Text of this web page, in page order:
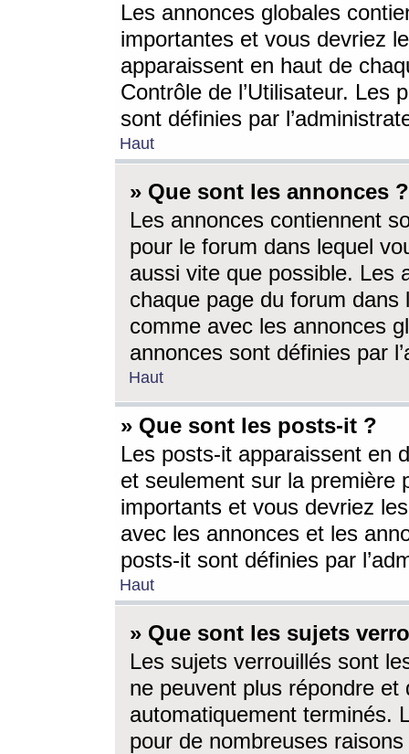
Les annonces globales
importantes et vous devriez
apparaissent en haut de
Contrôle de l’Utilisateur. Les
sont définies par
Haut
» Que sont les annonces ?
Les annonces contiennent
pour le forum dans lequel
aussi vite que possible. Les
chaque page du forum dans
comme avec les annonces
annonces sont définies par
Haut
» Que sont les posts-it ?
Les posts-it apparaissent en
et seulement sur la première
importants et vous devriez
avec les annonces et les
posts-it sont définies par
Haut
» Que sont les sujets
Les sujets verrouillés sont
ne peuvent plus répondre
automatiquement terminés.
pour de nombreuses